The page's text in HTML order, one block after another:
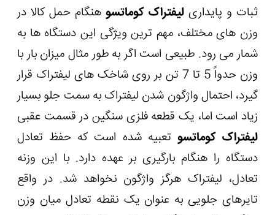
ثبات و پایداری لیفتراک کوماتسو هنگام حمل کالا در
وزن های مختلف، مهم ترین ویژگی این دستگاه ها به
شمار می رود. طبیعی است اگر به طور مثال میزان بار با
وزن حدواً 5 تا 7 تن بر روی شاخک های لیفتراک قرار
گیرد، احتمال واژگون شدن لیفتراک به سمت جلو بسیار
زیاد است اما، یک قطعه فلزی سنگین در قسمت عقبی
لیفتراک کوماتسو تعبیه شده است که حفظ تعادل
دستگاه را هنگام بارگیری بر عهده دارد. با این وزنه
تعادل، لیفتراک هرگز واژگون نخواهد شد. در واقع
تایرهای جلویی به عنوان یک نقطه تعادل میان وزن